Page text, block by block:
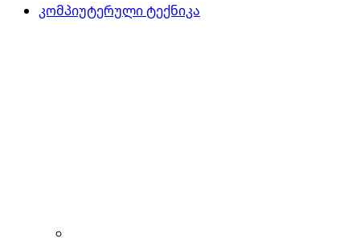
კომპიუტერული ტექნიკა